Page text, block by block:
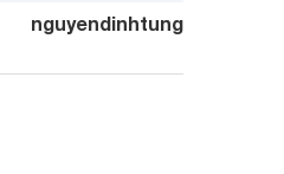
nguyendinhtung